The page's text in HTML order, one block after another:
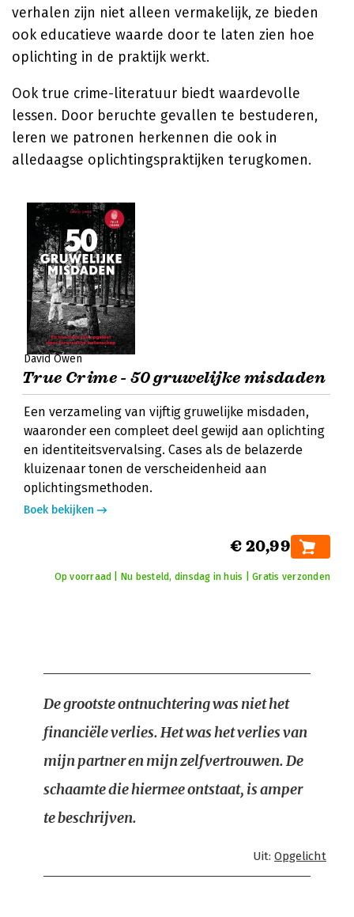
verhalen zijn niet alleen vermakelijk, ze bieden
ook educatieve waarde door te laten zien hoe
oplichting in de praktijk werkt.
Ook true crime-literatuur biedt waardevolle
lessen. Door beruchte gevallen te bestuderen,
leren we patronen herkennen die ook in
alledaagse oplichtingspraktijken terugkomen.
David Owen
True Crime - 50 gruwelijke misdaden
Een verzameling van vijftig gruwelijke misdaden,
waaronder een compleet deel gewijd aan oplichting
en identiteitsvervalsing. Cases als de belazerde
kluizenaar tonen de verscheidenheid aan
oplichtingsmethoden.
Boek bekijken
€ 20,99
Op voorraad | Nu besteld, dinsdag in huis | Gratis verzonden
De grootste ontnuchtering was niet het
financiële verlies. Het was het verlies van
mijn partner en mijn zelfvertrouwen. De
schaamte die hiermee ontstaat, is amper
te beschrijven.
Uit: Opgelicht